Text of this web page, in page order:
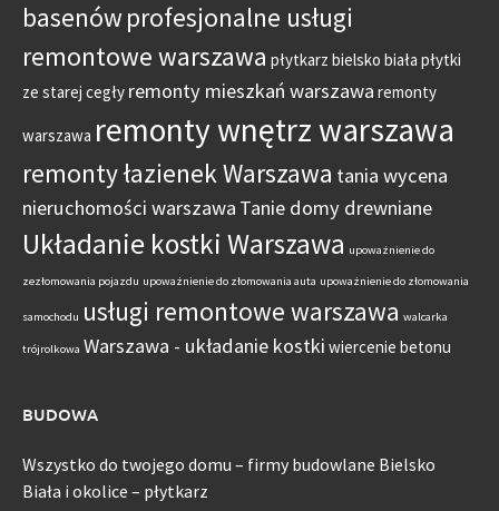
basenów profesjonalne usługi
remontowe warszawa płytkarz bielsko biała płytki
ze starej cegły remonty mieszkań warszawa remonty
warszawa remonty wnętrz warszawa
remonty łazienek Warszawa tania wycena
nieruchomości warszawa Tanie domy drewniane
Układanie kostki Warszawa upoważnienie do
zezłomowania pojazdu upoważnienie do złomowania auta upoważnienie do złomowania
samochodu usługi remontowe warszawa walcarka
trójrolkowa Warszawa - układanie kostki wiercenie betonu
BUDOWA
Wszystko do twojego domu – firmy budowlane Bielsko
Biała i okolice – płytkarz